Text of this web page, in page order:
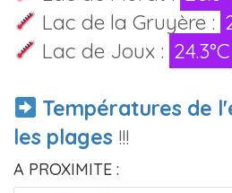
Lac de la Gruyère :
Lac de Joux : 24.3°C
Températures de
les plages !!!
A PROXIMITE :